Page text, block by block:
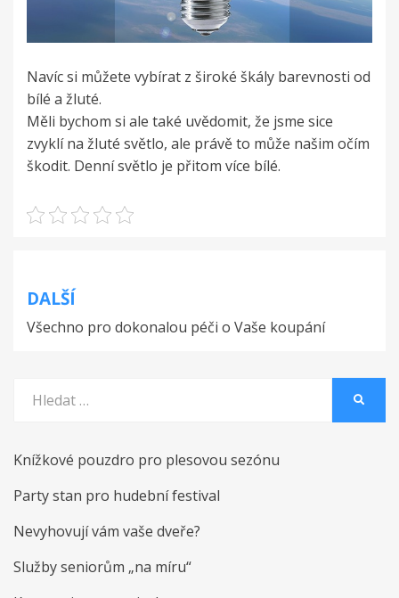
Navíc si můžete vybírat z široké škály barevnosti od
bílé a žluté.
Měli bychom si ale také uvědomit, že jsme sice
zvyklí na žluté světlo, ale právě to může našim očím
škodit. Denní světlo je přitom více bílé.
pro
příspěvek
DALŠÍ
Všechno pro dokonalou péči o Vaše koupání
Knížkové pouzdro pro plesovou sezónu
Party stan pro hudební festival
Nevyhovují vám vaše dveře?
Služby seniorům „na míru“